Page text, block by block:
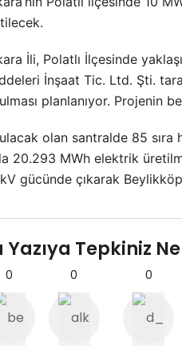
İli, Polatlı İlçesinde
İnşaat Tic. Ltd. Şti.
planlanıyor. Projenin
olan santralde 85
20.293 MWh elektrik
gücünde çıkarak
Yazıya Tepkiniz
0 0 0